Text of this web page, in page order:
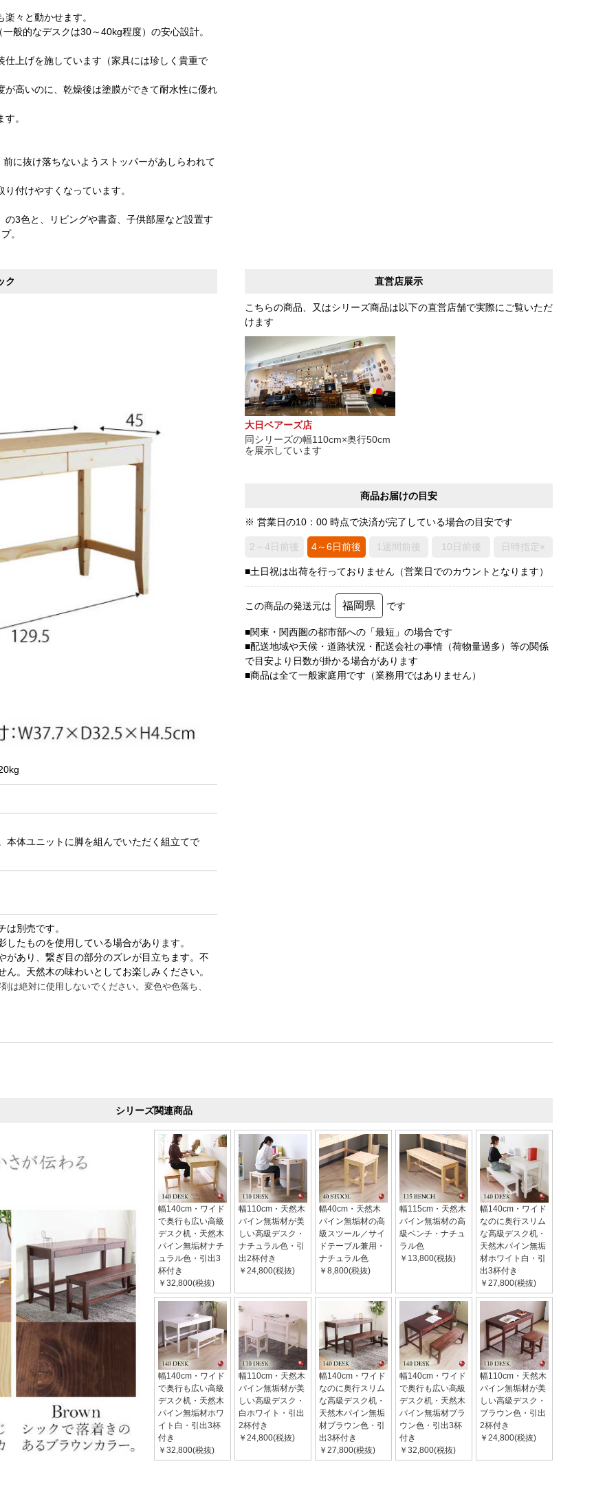
々と動かせます。
般的なデスクは30～40kg程度）の安心設計。
上げを施しています（家具には珍しく貴重で
高いのに、乾燥後は塗膜ができて耐水性に優れ
。
に抜け落ちないようストッパーがあしらわれて
付けやすくなっています。
3色と、リビングや書斎、子供部屋など設置す
。
直営店展示
こちらの商品、又はシリーズ商品は以下の直営店舗で実際にご覧いただ
けます
大日ベアーズ店
同シリーズの幅110cm×奥行50cm
を展示しています
商品お届けの目安
※ 営業日の10：00 時点で決済が完了している場合の目安です
2～4日前後 4～6日前後 1週間前後 10日前後 日時指定×
■土日祝は出荷を行っておりません（営業日でのカウントとなります）
この商品の発送元は 福岡県 です
■関東・関西圏の都市部への「最短」の場合です
■配送地域や天候・道路状況・配送会社の事情（荷物量過多）等の関係
で目安より日数が掛かる場合があります
■商品は全て一般家庭用です（業務用ではありません）
ク
本体ユニットに脚を組んでいただく組立てで
別売です。
たものを使用している場合があります。
あり、繋ぎ目の部分のズレが目立ちます。不
。天然木の味わいとしてお楽しみください。
は絶対に使用しないでください。変色や色落ち、
シリーズ関連商品
幅140cm・ワイド
で奥行も広い高級
デスク机・天然木
パイン無垢材ナチ
ュラル色・引出3
杯付き
￥32,800(税抜)
幅110cm・天然木
パイン無垢材が美
しい高級デスク・
ナチュラル色・引
出2杯付き
￥24,800(税抜)
幅40cm・天然木
パイン無垢材の高
級スツール／サイ
ドテーブル兼用・
ナチュラル色
￥8,800(税抜)
幅115cm・天然木
パイン無垢材の高
級ベンチ・ナチュ
ラル色
￥13,800(税抜)
幅140cm・ワイド
なのに奥行スリム
な高級デスク机・
天然木パイン無垢
材ホワイト白・引
出3杯付き
￥27,800(税抜)
幅140cm・ワイド
で奥行も広い高級
デスク机・天然木
パイン無垢材ホワ
イト白・引出3杯
付き
￥32,800(税抜)
幅110cm・天然木
パイン無垢材が美
しい高級デスク・
白ホワイト・引出
2杯付き
￥24,800(税抜)
幅140cm・ワイド
なのに奥行スリム
な高級デスク机・
天然木パイン無垢
材ブラウン色・引
出3杯付き
￥27,800(税抜)
幅140cm・ワイド
で奥行も広い高級
デスク机・天然木
パイン無垢材ブラ
ウン色・引出3杯
付き
￥32,800(税抜)
幅110cm・天然木
パイン無垢材が美
しい高級デスク・
ブラウン色・引出
2杯付き
￥24,800(税抜)